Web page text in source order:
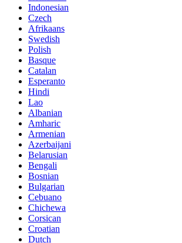
Indonesian
Czech
Afrikaans
Swedish
Polish
Basque
Catalan
Esperanto
Hindi
Lao
Albanian
Amharic
Armenian
Azerbaijani
Belarusian
Bengali
Bosnian
Bulgarian
Cebuano
Chichewa
Corsican
Croatian
Dutch